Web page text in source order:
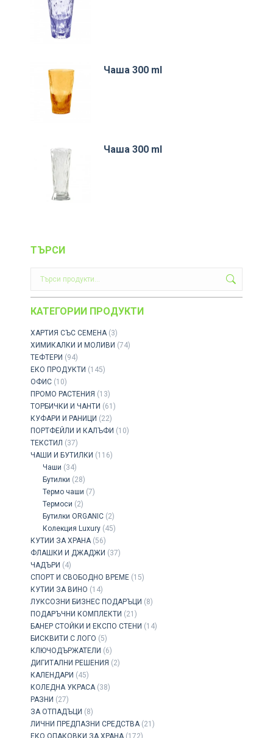
Чаша 300 ml
Чаша 300 ml
ТЪРСИ
КАТЕГОРИИ ПРОДУКТИ
ХАРТИЯ СЪС СЕМЕНА (3)
ХИМИКАЛКИ И МОЛИВИ (74)
ТЕФТЕРИ (94)
ЕКО ПРОДУКТИ (145)
ОФИС (10)
ПРОМО РАСТЕНИЯ (13)
ТОРБИЧКИ И ЧАНТИ (61)
КУФАРИ И РАНИЦИ (22)
ПОРТФЕЙЛИ И КАЛЪФИ (10)
ТЕКСТИЛ (37)
ЧАШИ И БУТИЛКИ (116)
Чаши (34)
Бутилки (28)
Термо чаши (7)
Термоси (2)
Бутилки ORGANIC (2)
Колекция Luxury (45)
КУТИИ ЗА ХРАНА (56)
ФЛАШКИ И ДЖАДЖИ (37)
ЧАДЪРИ (4)
СПОРТ И СВОБОДНО ВРЕМЕ (15)
КУТИИ ЗА ВИНО (14)
ЛУКСОЗНИ БИЗНЕС ПОДАРЪЦИ (8)
ПОДАРЪЧНИ КОМПЛЕКТИ (21)
БАНЕР СТОЙКИ И ЕКСПО СТЕНИ (14)
БИСКВИТИ С ЛОГО (5)
КЛЮЧОДЪРЖАТЕЛИ (6)
ДИГИТАЛНИ РЕШЕНИЯ (2)
КАЛЕНДАРИ (45)
КОЛЕДНА УКРАСА (38)
РАЗНИ (27)
ЗА ОТПАДЪЦИ (8)
ЛИЧНИ ПРЕДПАЗНИ СРЕДСТВА (21)
ЕКО ОПАКОВКИ ЗА ХРАНА (172)